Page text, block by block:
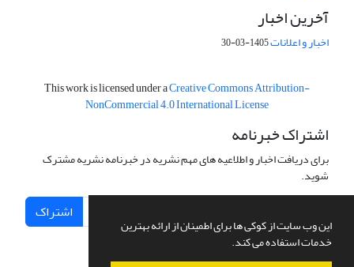
این وب سایت از کوکی ها برای اطمینان از ارائه بهترین
خدمات استفاده می کند.
آخرین اخبار
اخبار و اعلانات1405-03-30
This work is licensed under aCreative Commons Attribution-
NonCommercial 4.0 International License
اشتراک خبرنامه
برای دریافت اخبار و اطلاعیه های مهم نشریه در خبرنامه نشریه مشترک
شوید.
اشتراک